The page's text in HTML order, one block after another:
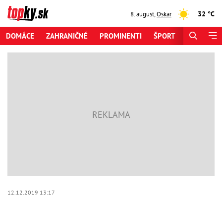
8. august,Oskar 32 °C
DOMÁCE ZAHRANIČNÉ PROMINENTI ŠPORT
12.12.2019 13:17